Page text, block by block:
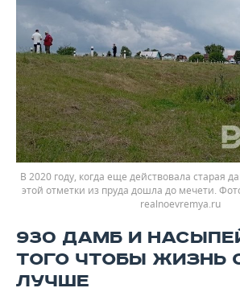
В 2020 году, когда еще действовала старая
этой отметки из пруда дошла до мечети.
realnoevremya.ru
930 ДАМБ И
ТОГО ЧТОБЫ ЖИЗНЬ
ЛУЧШЕ